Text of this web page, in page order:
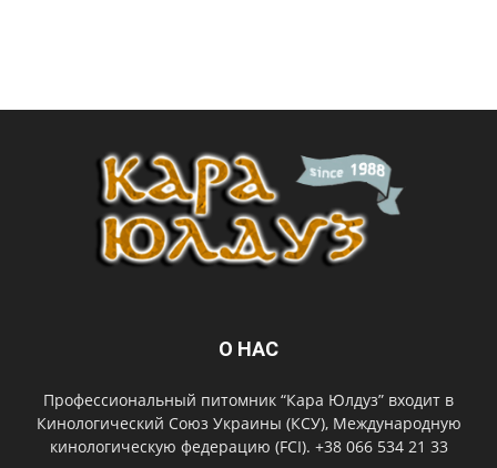
О НАС
Профессиональный питомник “Кара Юлдуз” входит в
Кинологический Союз Украины (КСУ), Международную
кинологическую федерацию (FCI). +38 066 534 21 33